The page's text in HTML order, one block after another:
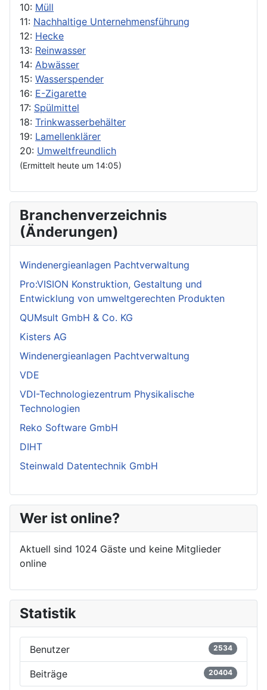
10: Müll
11: Nachhaltige Unternehmensführung
12: Hecke
13: Reinwasser
14: Abwässer
15: Wasserspender
16: E-Zigarette
17: Spülmittel
18: Trinkwasserbehälter
19: Lamellenklärer
20: Umweltfreundlich
(Ermittelt heute um 14:05)
Branchenverzeichnis
(Änderungen)
Windenergieanlagen Pachtverwaltung
Pro:VISION Konstruktion, Gestaltung und
Entwicklung von umweltgerechten Produkten
QUMsult GmbH & Co. KG
Kisters AG
Windenergieanlagen Pachtverwaltung
VDE
VDI-Technologiezentrum Physikalische
Technologien
Reko Software GmbH
DIHT
Steinwald Datentechnik GmbH
Wer ist online?
Aktuell sind 1024 Gäste und keine Mitglieder
online
Statistik
Benutzer 2534
Beiträge 20404